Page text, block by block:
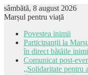
sâmbătă, 8 august 2026
Marșul pentru viață
Povestea inimii
Participanții la
în direct bătăile
Comunicat post-
„Solidaritate pentru